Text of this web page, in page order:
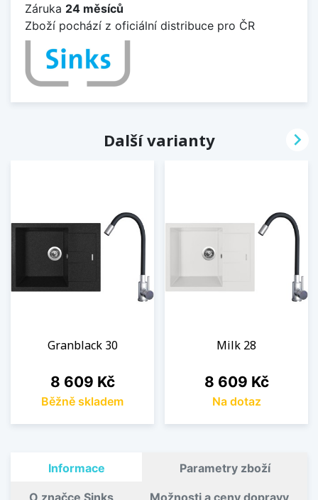
Záruka 24 měsíců
Zboží pochází z oficiální distribuce pro ČR
Další varianty
Granblack 30
Cena
8 609 Kč
Běžně skladem
Milk 28
Cena
8 609 Kč
Na dotaz

Informace Parametry zboží
O značce Sinks Možnosti a ceny dopravy